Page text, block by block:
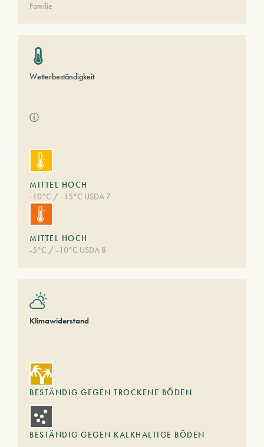
Familie
Wetterbeständigkeit
ⓘ
MITTEL HOCH
-10°C / -15°C USDA 7
MITTEL HOCH
-5°C / -10°C USDA 8
Klimawiderstand
BESTÄNDIG GEGEN TROCKENE BÖDEN
BESTÄNDIG GEGEN KALKHALTIGE BÖDEN